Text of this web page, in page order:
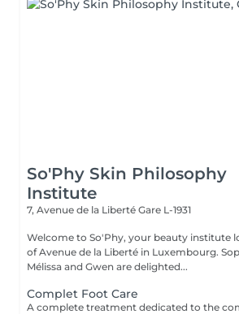
So'Phy Skin Philosophy
Institute
7, Avenue de la Liberté Gare L-1931
Welcome to So'Phy, your beauty institute
of Avenue de la Liberté in Luxembourg. Sophie, Clémence,
Mélissa and Gwen are delighted...
Complet Foot Care